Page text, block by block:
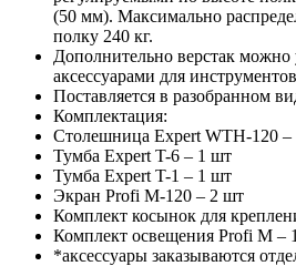
(50 мм). Максимально
полку 240 кг.
Дополнительно верстак можно
аксессуарами для инструментов
Поставляется в разобранном
Комплектация:
Столешница Expert WTH-120
Тумба Expert T-6 – 1 шт
Тумба Expert T-1 – 1 шт
Экран Profi M-120 – 2 шт
Комплект косынок для
Комплект освещения Profi M –
*аксессуары заказываются